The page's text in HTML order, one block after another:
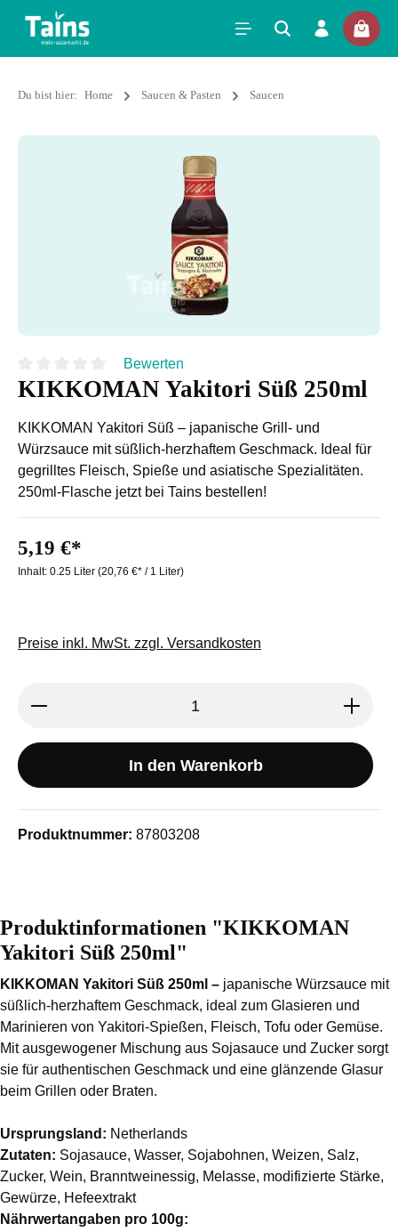
Du bist hier: Home Saucen & Pasten Saucen
Durchschnittliche Bewertung von 0 von 5 Sternen
Bewerten
KIKKOMAN Yakitori Süß 250ml
KIKKOMAN Yakitori Süß – japanische Grill- und
Würzsauce mit süßlich-herzhaftem Geschmack. Ideal für
gegrilltes Fleisch, Spieße und asiatische Spezialitäten.
250ml-Flasche jetzt bei Tains bestellen!
5,19 €*
Inhalt: 0.25 Liter (20,76 €* / 1 Liter)
Preise inkl. MwSt. zzgl. Versandkosten
Produkt Anzahl: Gib den
In den Warenkorb
Produktnummer: 87803208
Produktinformationen "KIKKOMAN
Yakitori Süß 250ml"
KIKKOMAN Yakitori Süß 250ml – japanische Würzsauce mit
süßlich-herzhaftem Geschmack, ideal zum Glasieren und
Marinieren von Yakitori-Spießen, Fleisch, Tofu oder Gemüse.
Mit ausgewogener Mischung aus Sojasauce und Zucker sorgt
sie für authentischen Geschmack und eine glänzende Glasur
beim Grillen oder Braten.
Ursprungsland: Netherlands
Zutaten: Sojasauce, Wasser, Sojabohnen, Weizen, Salz,
Zucker, Wein, Branntweinessig, Melasse, modifizierte Stärke,
Gewürze, Hefeextrakt
Nährwertangaben pro 100g: